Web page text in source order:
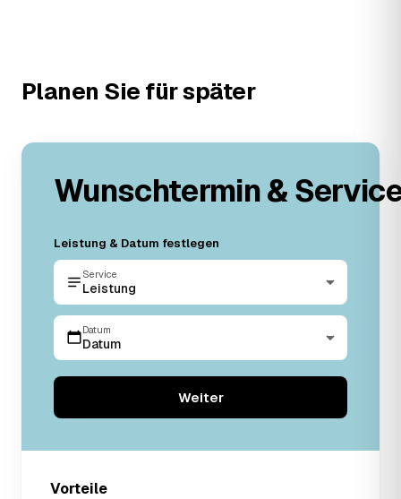
Planen Sie für später
Wunschtermin &
Leistung & Datum festlegen
Service
Leistung
Datum
Datum
Weiter
Vorteile